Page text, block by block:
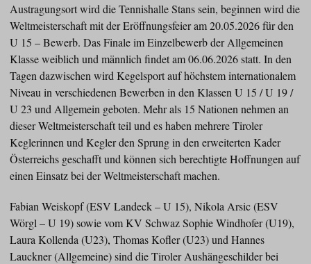
Austragungsort wird die Tennishalle Stans sein, beginnen wird die
Weltmeisterschaft mit der Eröffnungsfeier am 20.05.2026 für den
U 15 – Bewerb. Das Finale im Einzelbewerb der Allgemeinen
Klasse weiblich und männlich findet am 06.06.2026 statt. In den
Tagen dazwischen wird Kegelsport auf höchstem internationalem
Niveau in verschiedenen Bewerben in den Klassen U 15 / U 19 /
U 23 und Allgemein geboten. Mehr als 15 Nationen nehmen an
dieser Weltmeisterschaft teil und es haben mehrere Tiroler
Keglerinnen und Kegler den Sprung in den erweiterten Kader
Österreichs geschafft und können sich berechtigte Hoffnungen auf
einen Einsatz bei der Weltmeisterschaft machen.
Fabian Weiskopf (ESV Landeck – U 15), Nikola Arsic (ESV
Wörgl – U 19) sowie vom KV Schwaz Sophie Windhofer (U19),
Laura Kollenda (U23), Thomas Kofler (U23) und Hannes
Lauckner (Allgemeine) sind die Tiroler Aushängeschilder bei